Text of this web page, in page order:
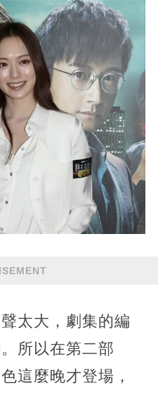
太大，劇集的編
所以在第二部
這麼晚才登場，